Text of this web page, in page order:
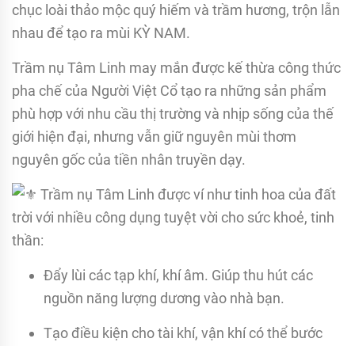
chục loài thảo mộc quý hiếm và trầm hương, trộn lẫn
nhau để tạo ra mùi KỲ NAM.
Trầm nụ Tâm Linh may mắn được kế thừa công thức
pha chế của Người Việt Cổ tạo ra những sản phẩm
phù hợp với nhu cầu thị trường và nhịp sống của thế
giới hiện đại, nhưng vẫn giữ nguyên mùi thơm
nguyên gốc của tiền nhân truyền dạy.
Trầm nụ Tâm Linh được ví như tinh hoa của đất
trời với nhiều công dụng tuyệt vời cho sức khoẻ, tinh
thần:
Đẩy lùi các tạp khí, khí âm. Giúp thu hút các
nguồn năng lượng dương vào nhà bạn.
Tạo điều kiện cho tài khí, vận khí có thể bước